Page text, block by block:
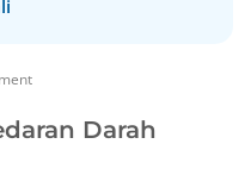
Darah